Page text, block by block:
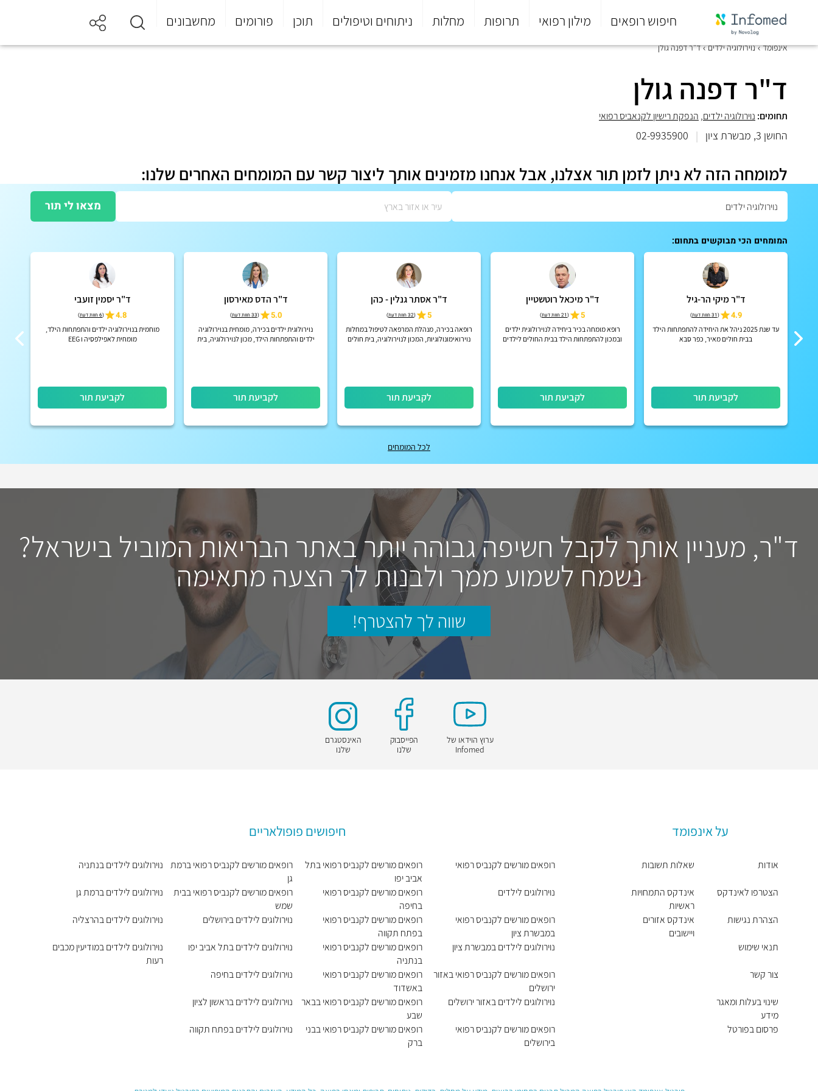
חיפוש רופאים מילון רפואי תרופות מחלות ניתוחים וטיפולים תוכן פורומים מחשבונים
סוף
התפריט
אינפומד נוירולוגיה ילדים ד"ר דפנה גולן
ד"ר דפנה גולן
תחומים: נוירולוגיה ילדים, הנפקת רישיון לקנאביס רפואי
החושן 3, מבשרת ציון |
02-9935900
למומחה הזה לא ניתן לזמן תור אצלנו, אבל אנחנו מזמינים אותך ליצור קשר עם המומחים האחרים שלנו:
מצאו לי תור
המומחים הכי מבוקשים בתחום:
ד"ר מיקי הר-גיל
4.9
(31 חוות דעת )
עד שנת 2025 ניהל את היחידה להתפתחות הילד
בבית חולים מאיר, כפר סבא
לקביעת תור
ד"ר מיכאל רוטשטיין
5
(21 חוות דעת )
רופא מומחה בכיר ביחידה לנוירולוגית ילדים
ובמכון להתפתחות הילד בבית החולים לילדים
לקביעת תור
ד"ר אסתר גנלין - כהן
5
(32 חוות דעת )
רופאה בכירה, מנהלת המרפאה לטיפול במחלות
נוירואימונולוגיות, המכון לנוירולוגיה, בית חולים
לקביעת תור
ד"ר הדס מאירסון
5.0
(33 חוות דעת )
נוירולוגית ילדים בכירה, מומחית בנוירולוגיה
ילדים והתפתחות הילד, מכון לנוירולוגיה, בית
לקביעת תור
ד"ר יסמין זועבי
4.8
(6 חוות דעת )
מוחמית בנוירולוגיה ילדים והתפתחות הילד,
מומחית לאפילפסיה ו EEG
לקביעת תור
לכל המומחים
ד"ר, מעניין אותך לקבל חשיפה גבוהה יותר באתר הבריאות המוביל בישראל?
נשמח לשמוע ממך ולבנות לך הצעה מתאימה
שווה לך להצטרף!
ערוץ הוידאו של
Infomed
הפייסבוק
שלנו
האינסטגרם
שלנו
על אינפומד
אודות
הצטרפו לאינדקס
הצהרת נגישות
תנאי שימוש
צור קשר
שינוי בעלות ומאגר
מידע
פרסום בפורטל
שאלות תשובות
אינדקס התמחויות
ראשיות
אינדקס אזורים
ויישובים
חיפושים פופולאריים
רופאים מורשים לקנביס רפואי
נוירולוגים לילדים
רופאים מורשים לקנביס רפואי
במבשרת ציון
נוירולוגים לילדים במבשרת ציון
רופאים מורשים לקנביס רפואי באזור
ירושלים
נוירולוגים לילדים באזור ירושלים
רופאים מורשים לקנביס רפואי
בירושלים
רופאים מורשים לקנביס רפואי בתל
אביב יפו
רופאים מורשים לקנביס רפואי
בחיפה
רופאים מורשים לקנביס רפואי
בפתח תקווה
רופאים מורשים לקנביס רפואי
בנתניה
רופאים מורשים לקנביס רפואי
באשדוד
רופאים מורשים לקנביס רפואי בבאר
שבע
רופאים מורשים לקנביס רפואי בבני
ברק
רופאים מורשים לקנביס רפואי ברמת
גן
רופאים מורשים לקנביס רפואי בבית
שמש
נוירולוגים לילדים בירושלים
נוירולוגים לילדים בתל אביב יפו
נוירולוגים לילדים בחיפה
נוירולוגים לילדים בראשון לציון
נוירולוגים לילדים בפתח תקווה
נוירולוגים לילדים בנתניה
נוירולוגים לילדים ברמת גן
נוירולוגים לילדים בהרצליה
נוירולוגים לילדים במודיעין מכבים
רעות